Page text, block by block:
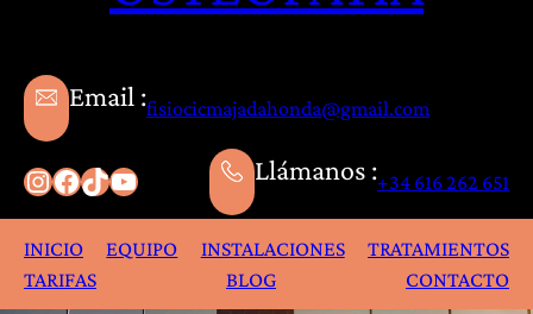
Email :fisiocicmajadahonda@gmail.com
Instagram
Facebook
TikTokYouTube Llámanos :+34 616 262 651
INICIO EQUIPO INSTALACIONES
TRATAMIENTOS
TARIFAS
BLOG CONTACTO